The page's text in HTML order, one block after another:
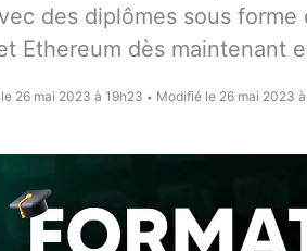
des diplômes sous
Ethereum dès maintenant
26 mai 2023 à 19h23 • Modifié le 26 mai 2023